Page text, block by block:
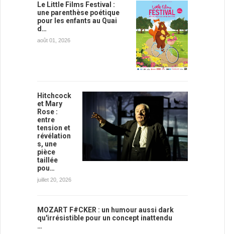
Le Little Films Festival :
une parenthèse poétique
pour les enfants au Quai
d…
août 01, 2026
Hitchcock
et Mary
Rose :
entre
tension et
révélation
s, une
pièce
taillée
pou…
juillet 20, 2026
MOZART F#CKER : un humour aussi dark
qu'irrésistible pour un concept inattendu
…